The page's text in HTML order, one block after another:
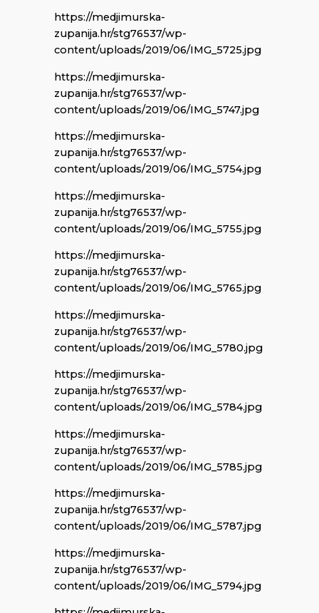
https://medjimurska-
zupanija.hr/stg76537/wp-
content/uploads/2019/06/IMG_5725.jpg
https://medjimurska-
zupanija.hr/stg76537/wp-
content/uploads/2019/06/IMG_5747.jpg
https://medjimurska-
zupanija.hr/stg76537/wp-
content/uploads/2019/06/IMG_5754.jpg
https://medjimurska-
zupanija.hr/stg76537/wp-
content/uploads/2019/06/IMG_5755.jpg
https://medjimurska-
zupanija.hr/stg76537/wp-
content/uploads/2019/06/IMG_5765.jpg
https://medjimurska-
zupanija.hr/stg76537/wp-
content/uploads/2019/06/IMG_5780.jpg
https://medjimurska-
zupanija.hr/stg76537/wp-
content/uploads/2019/06/IMG_5784.jpg
https://medjimurska-
zupanija.hr/stg76537/wp-
content/uploads/2019/06/IMG_5785.jpg
https://medjimurska-
zupanija.hr/stg76537/wp-
content/uploads/2019/06/IMG_5787.jpg
https://medjimurska-
zupanija.hr/stg76537/wp-
content/uploads/2019/06/IMG_5794.jpg